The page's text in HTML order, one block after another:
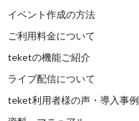
イベント作成の方法
ご利用料金について
teketの機能ご紹介
ライブ配信について
teket利用者様の声・導入事例